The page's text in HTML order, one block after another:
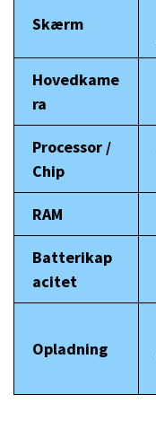
Skærm
Hovedkame
ra
Processor /
Chip
RAM
Batterikap
acitet
Opladning